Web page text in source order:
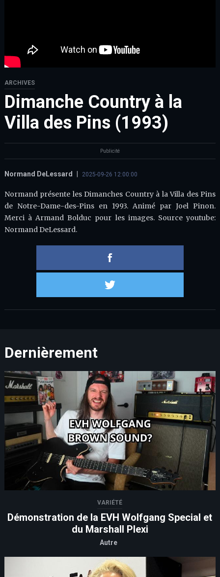
ARCHIVES
Dimanche Country à la
Villa des Pins (1993)
Publicité
Normand DeLessard 2025-09-26 12:00:00
Normand présente les Dimanches Country à la Villa des Pins
de Notre-Dame-des-Pins en 1993. Animé par Joel Pinon.
Merci à Armand Bolduc pour les images. Source youtube:
Normand DeLessard.
Dernièrement
VARIÉTÉ
Démonstration de la EVH Wolfgang Special et
du Marshall Plexi
Autre